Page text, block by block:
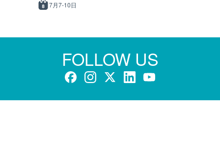
7月7-10日
FOLLOW US